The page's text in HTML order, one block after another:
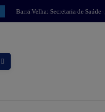
Guaramirim: Prefeitura começa
implantar Muralha Digital com 78